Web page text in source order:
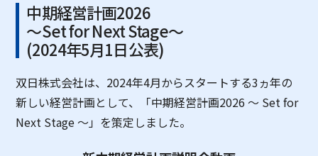
中期経営計画2026
～Set for Next Stage～
(2024年5月1日公表)
双日株式会社は、2024年4月からスタートする3ヵ年の
新しい経営計画として、「中期経営計画2026 ～ Set for
Next Stage ～」を策定しました。